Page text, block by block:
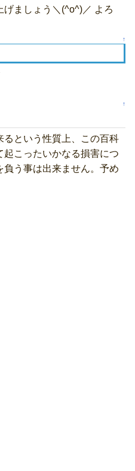
ましょう＼(^o^)／ よろ
↑
↑
という性質上、この百科
こったいかなる損害につ
う事は出来ません。予め